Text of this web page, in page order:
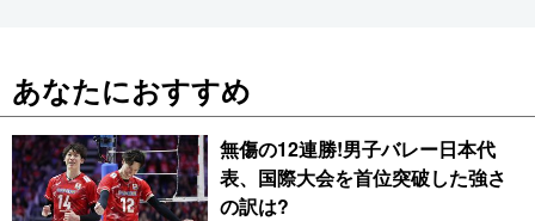
あなたにおすすめ
無傷の12連勝!男子バレー日本代
表、国際大会を首位突破した強さ
の訳は?